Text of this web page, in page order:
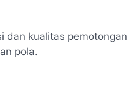
dan kualitas pemotongan
pola.